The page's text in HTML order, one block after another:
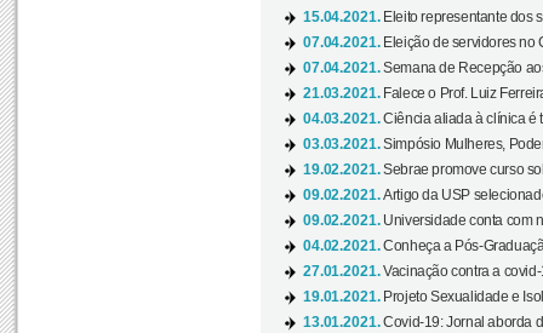
15.04.2021. Eleito representante dos
07.04.2021. Eleição de servidores no
07.04.2021.Semana de Recepção
21.03.2021. Falece o Prof. Luiz
04.03.2021.Ciência aliada à clínica é
03.03.2021.Simpósio Mulheres,
19.02.2021.Sebrae promove curso
09.02.2021.Artigo da USP
09.02.2021. Universidade conta com
04.02.2021.Conheça a Pós-
27.01.2021.Vacinação contra a
19.01.2021. Projeto Sexualidade e
13.01.2021.Covid-19: Jornal aborda